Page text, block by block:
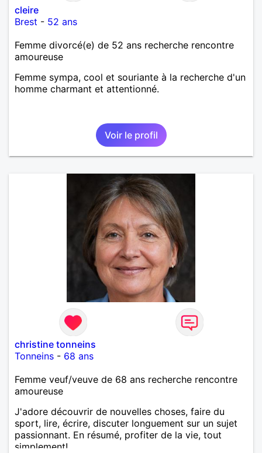
cleire
Brest - 52 ans
Femme divorcé(e) de 52 ans recherche rencontre
amoureuse
Femme sympa, cool et souriante à la recherche d'un
homme charmant et attentionné.
Voir le profil
christine tonneins
Tonneins - 68 ans
Femme veuf/veuve de 68 ans recherche rencontre
amoureuse
J'adore découvrir de nouvelles choses, faire du
sport, lire, écrire, discuter longuement sur un sujet
passionnant. En résumé, profiter de la vie, tout
simplement!